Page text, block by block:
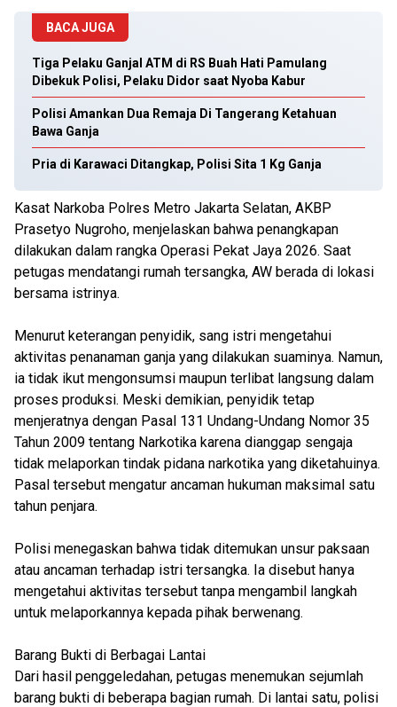
BACA JUGA
Tiga Pelaku Ganjal ATM di RS Buah Hati Pamulang
Dibekuk Polisi, Pelaku Didor saat Nyoba Kabur
Polisi Amankan Dua Remaja Di Tangerang Ketahuan
Bawa Ganja
Pria di Karawaci Ditangkap, Polisi Sita 1 Kg Ganja
Kasat Narkoba Polres Metro Jakarta Selatan, AKBP
Prasetyo Nugroho, menjelaskan bahwa penangkapan
dilakukan dalam rangka Operasi Pekat Jaya 2026. Saat
petugas mendatangi rumah tersangka, AW berada di lokasi
bersama istrinya.
Menurut keterangan penyidik, sang istri mengetahui
aktivitas penanaman ganja yang dilakukan suaminya. Namun,
ia tidak ikut mengonsumsi maupun terlibat langsung dalam
proses produksi. Meski demikian, penyidik tetap
menjeratnya dengan Pasal 131 Undang-Undang Nomor 35
Tahun 2009 tentang Narkotika karena dianggap sengaja
tidak melaporkan tindak pidana narkotika yang diketahuinya.
Pasal tersebut mengatur ancaman hukuman maksimal satu
tahun penjara.
Polisi menegaskan bahwa tidak ditemukan unsur paksaan
atau ancaman terhadap istri tersangka. Ia disebut hanya
mengetahui aktivitas tersebut tanpa mengambil langkah
untuk melaporkannya kepada pihak berwenang.
Barang Bukti di Berbagai Lantai
Dari hasil penggeledahan, petugas menemukan sejumlah
barang bukti di beberapa bagian rumah. Di lantai satu, polisi